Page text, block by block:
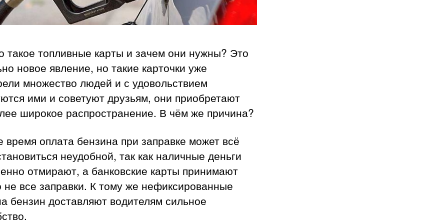
такое топливные карты и зачем они нужны? Это
новое явление, но такие карточки уже
множество людей и с удовольствием
ими и советуют друзьям, они приобретают
широкое распространение. В чём же причина?
оплата бензина при заправке может всё
неудобной, так как наличные деньги
отмирают, а банковские карты принимают
не все заправки. К тому же нефиксированные
бензин доставляют водителям сильное